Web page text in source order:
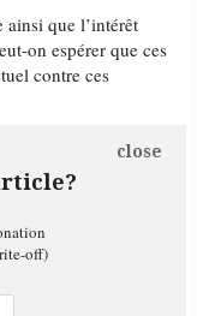
ainsi que l’intérêt
on espérer que ces
contre ces
close
off)